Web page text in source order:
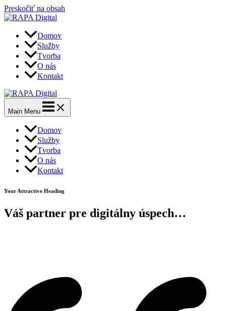
Preskočiť na obsah
Domov
Služby
Tvorba
O nás
Kontakt
Main Menu
Domov
Služby
Tvorba
O nás
Kontakt
Your Attractive Heading
Váš partner pre digitálny úspech…